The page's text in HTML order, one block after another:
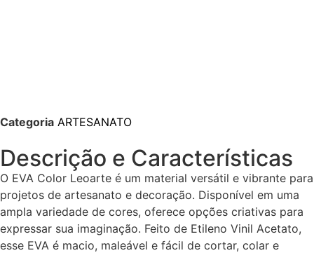
Categoria ARTESANATO
Descrição e Características
O EVA Color Leoarte é um material versátil e vibrante para
projetos de artesanato e decoração. Disponível em uma
ampla variedade de cores, oferece opções criativas para
expressar sua imaginação. Feito de Etileno Vinil Acetato,
esse EVA é macio, maleável e fácil de cortar, colar e